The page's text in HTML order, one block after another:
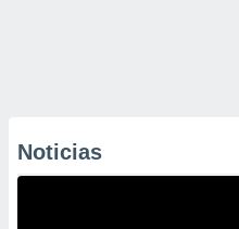
Noticias